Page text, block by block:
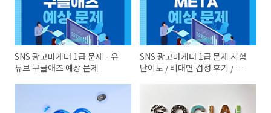
SNS 광고마케터 1급 문제 - 유
튜브 구글애즈 예상 문제
SNS 광고마케터 1급 문제 시험
난이도 / 비대면 검정 후기 / 페